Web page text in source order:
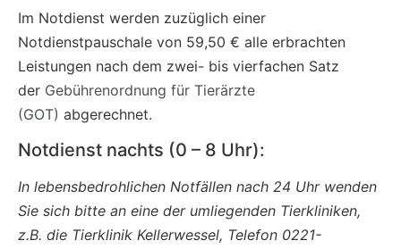
Im Notdienst werden zuzüglich einer
Notdienstpauschale von 59,50 € alle erbrachten
Leistungen nach dem zwei- bis vierfachen Satz
der Gebührenordnung für Tierärzte
(GOT) abgerechnet.
Notdienst nachts (0 – 8 Uhr):
In lebensbedrohlichen Notfällen nach 24 Uhr wenden
Sie sich bitte an eine der umliegenden Tierkliniken,
z.B. die Tierklinik Kellerwessel, Telefon 0221-